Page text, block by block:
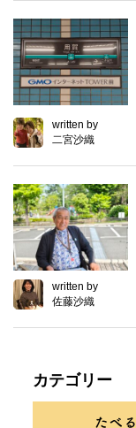
written by
二宮沙織
written by
佐藤沙織
カテゴリー